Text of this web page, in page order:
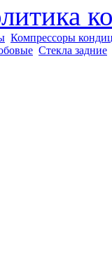
Компрессоры
Стекла задние